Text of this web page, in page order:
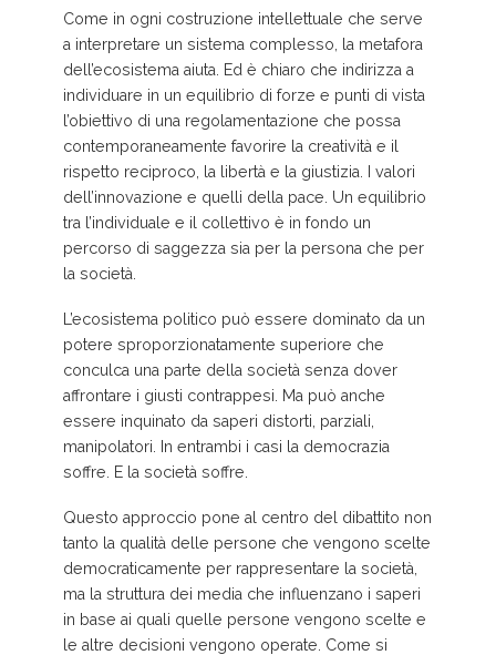
Come in ogni costruzione intellettuale che serve
a interpretare un sistema complesso, la metafora
dell’ecosistema aiuta. Ed è chiaro che indirizza a
individuare in un equilibrio di forze e punti di vista
l’obiettivo di una regolamentazione che possa
contemporaneamente favorire la creatività e il
rispetto reciproco, la libertà e la giustizia. I valori
dell’innovazione e quelli della pace. Un equilibrio
tra l’individuale e il collettivo è in fondo un
percorso di saggezza sia per la persona che per
la società.
L’ecosistema politico può essere dominato da un
potere sproporzionatamente superiore che
conculca una parte della società senza dover
affrontare i giusti contrappesi. Ma può anche
essere inquinato da saperi distorti, parziali,
manipolatori. In entrambi i casi la democrazia
soffre. E la società soffre.
Questo approccio pone al centro del dibattito non
tanto la qualità delle persone che vengono scelte
democraticamente per rappresentare la società,
ma la struttura dei media che influenzano i saperi
in base ai quali quelle persone vengono scelte e
le altre decisioni vengono operate. Come si